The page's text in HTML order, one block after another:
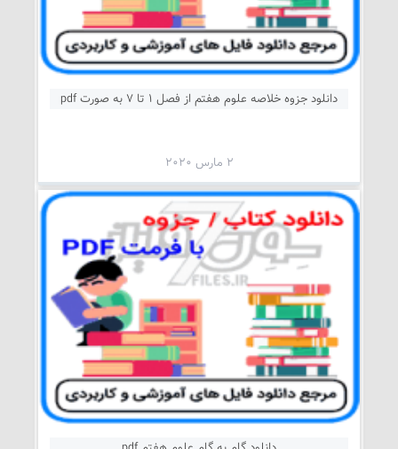
دانلود جزوه خلاصه علوم هفتم از فصل 1 تا 7 به صورت pdf
2 مارس 2020